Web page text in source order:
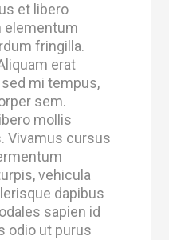
et libero
elementum
fringilla.
erat
mi tempus,
sem.
mollis
Vivamus cursus
vehicula
dapibus
sapien id
odio ut purus